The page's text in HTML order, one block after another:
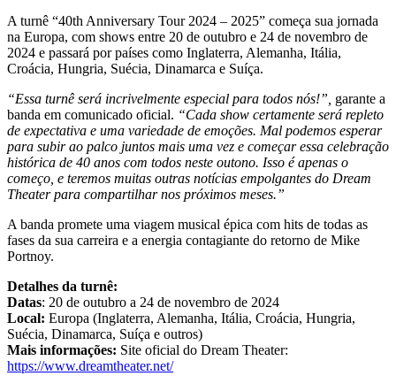
A turnê “40th Anniversary Tour 2024 – 2025” começa sua jornada
na Europa, com shows entre 20 de outubro e 24 de novembro de
2024 e passará por países como Inglaterra, Alemanha, Itália,
Croácia, Hungria, Suécia, Dinamarca e Suíça.
“Essa turnê será incrivelmente especial para todos nós!”, garante a
banda em comunicado oficial. “Cada show certamente será repleto
de expectativa e uma variedade de emoções. Mal podemos esperar
para subir ao palco juntos mais uma vez e começar essa celebração
histórica de 40 anos com todos neste outono. Isso é apenas o
começo, e teremos muitas outras notícias empolgantes do Dream
Theater para compartilhar nos próximos meses.”
A banda promete uma viagem musical épica com hits de todas as
fases da sua carreira e a energia contagiante do retorno de Mike
Portnoy.
Detalhes da turnê:
Datas: 20 de outubro a 24 de novembro de 2024
Local: Europa (Inglaterra, Alemanha, Itália, Croácia, Hungria,
Suécia, Dinamarca, Suíça e outros)
Mais informações: Site oficial do Dream Theater:
https://www.dreamtheater.net/